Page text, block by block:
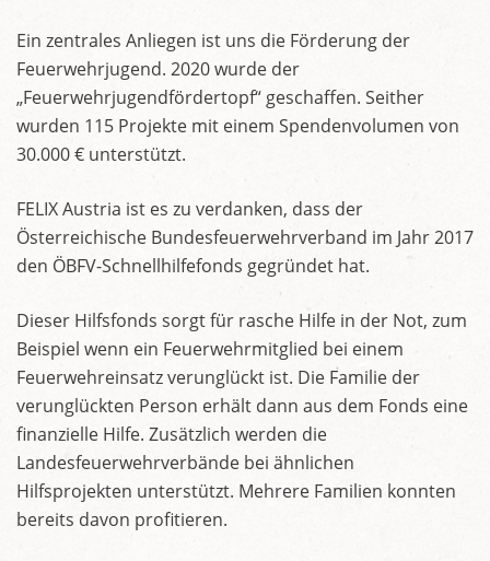
Ein zentrales Anliegen ist uns die Förderung der
Feuerwehrjugend. 2020 wurde der
„Feuerwehrjugendfördertopf“ geschaffen. Seither
wurden 115 Projekte mit einem Spendenvolumen von
30.000 € unterstützt.
FELIX Austria ist es zu verdanken, dass der
Österreichische Bundesfeuerwehrverband im Jahr 2017
den ÖBFV-Schnellhilfefonds gegründet hat.
Dieser Hilfsfonds sorgt für rasche Hilfe in der Not, zum
Beispiel wenn ein Feuerwehrmitglied bei einem
Feuerwehreinsatz verunglückt ist. Die Familie der
verunglückten Person erhält dann aus dem Fonds eine
finanzielle Hilfe. Zusätzlich werden die
Landesfeuerwehrverbände bei ähnlichen
Hilfsprojekten unterstützt. Mehrere Familien konnten
bereits davon profitieren.